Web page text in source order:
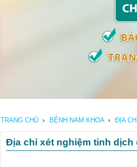
TRANG CHỦ › BỆNH NAM KHOA › ĐỊA
Địa chỉ xét nghiệm tinh dịch